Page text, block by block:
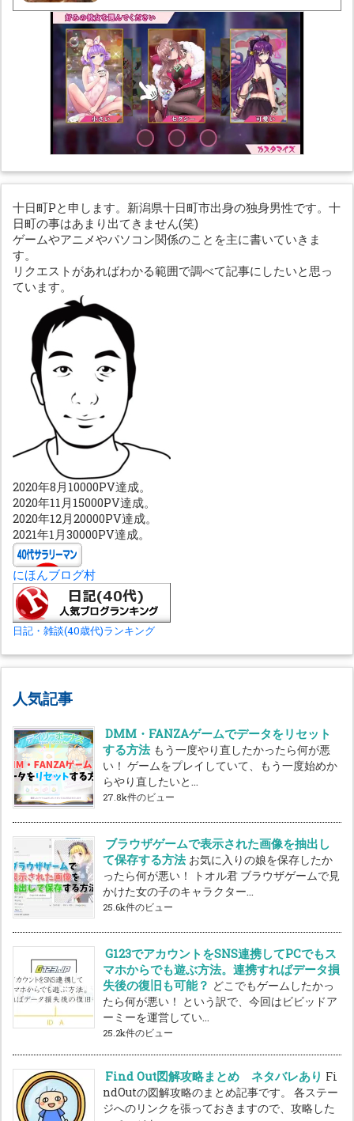
十日町Pと申します。新潟県十日町市出身の独身男性です。十
日町の事はあまり出てきません(笑)
ゲームやアニメやパソコン関係のことを主に書いていきま
す。
リクエストがあればわかる範囲で調べて記事にしたいと思っ
ています。
2020年8月10000PV達成。
2020年11月15000PV達成。
2020年12月20000PV達成。
2021年1月30000PV達成。
にほんブログ村
日記・雑談(40歳代)ランキング
人気記事
DMM・FANZAゲームでデータをリセット
する方法 もう一度やり直したかったら何が悪
い！ ゲームをプレイしていて、もう一度始めか
らやり直したいと...
27.8k件のビュー
ブラウザゲームで表示された画像を抽出し
て保存する方法 お気に入りの娘を保存したか
ったら何が悪い！ トオル君 ブラウザゲームで見
かけた女の子のキャラクター...
25.6k件のビュー
G123でアカウントをSNS連携してPCでもス
マホからでも遊ぶ方法。連携すればデータ損
失後の復旧も可能？ どこでもゲームしたかっ
たら何が悪い！ という訳で、今回はビビッドア
ーミーを運営してい...
25.2k件のビュー
Find Out図解攻略まとめ ネタバレあり Fi
ndOutの図解攻略のまとめ記事です。 各ステー
ジへのリンクを張っておきますので、攻略した